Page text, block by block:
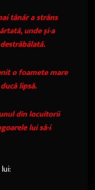
tânăr a strâns
unde şi-a
o foamete mare
lipsă.
din locuitorii
lui să-i